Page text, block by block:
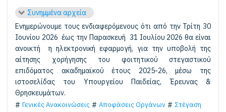
Συνημμένα αρχεία
Ενημερώνουμε τους ενδιαφερόμενους ότι από την Τρίτη 30
Ιουνίου 2026 έως την Παρασκευή 31 Ιουλίου 2026 θα είναι
ανοικτή η ηλεκτρονική εφαρμογή, για την υποβολή της
αίτησης χορήγησης του φοιτητικού στεγαστικού
επιδόματος ακαδημαϊκού έτους 2025-26, μέσω της
ιστοσελίδας του Υπουργείου Παιδείας, Έρευνας &
Θρησκευμάτων.
Γενικές Ανακοινώσεις
Αποφάσεις Οργάνων
Στέγαση